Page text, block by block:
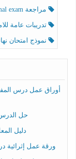
مراجعة Preparation for the Final exam اللغة الإنجليزية الصف الرابع الفصل الثالث
تدريبات عامة
نموذج امتحان
أوراق عمل درس
حل الدرس
دليل
ورقة عمل إثرائية